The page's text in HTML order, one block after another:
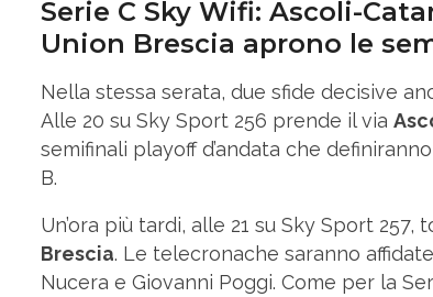
Serie C Sky Wifi: Ascoli-
Union Brescia aprono le
Nella stessa serata, due sfide decisive
Alle 20 su Sky Sport 256 prende il via
semifinali playoff d’andata che
B.
Un’ora più tardi, alle 21 su Sky Sport 257,
Brescia. Le telecronache saranno
Nucera e Giovanni Poggi. Come per la